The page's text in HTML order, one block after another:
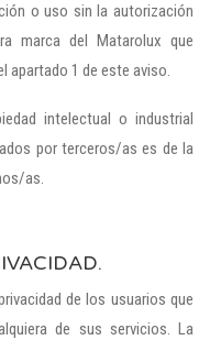
o uso sin la autorización
marca del Matarolux que
apartado 1 de este aviso.
intelectual o industrial
por terceros/as es de la
as.
de los usuarios que
de sus servicios. La